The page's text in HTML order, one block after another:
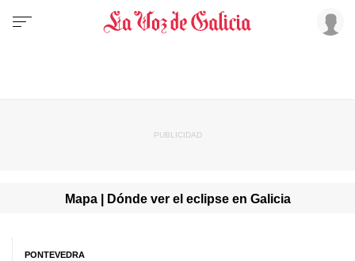
Mapa | Dónde ver el eclipse en Galicia
PONTEVEDRA